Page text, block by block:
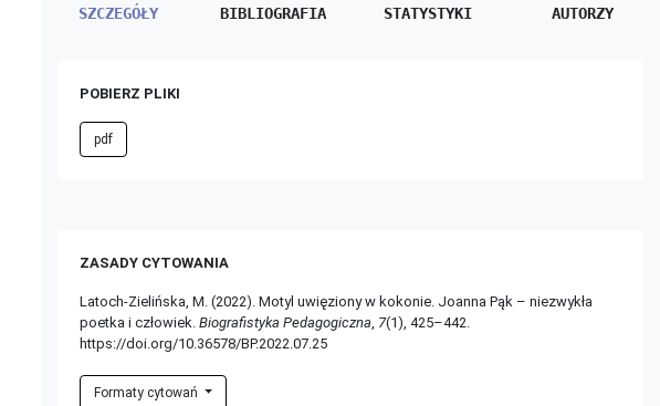
SZCZEGÓŁY BIBLIOGRAFIA STATYSTYKI AUTORZY
POBIERZ PLIKI
pdf
ZASADY CYTOWANIA
Latoch-Zielińska, M. (2022). Motyl uwięziony w kokonie. Joanna Pąk – niezwykła
poetka i człowiek. Biografistyka Pedagogiczna 7(1), 425–442.
https://doi.org/10.36578/BP.2022.07.25
Formaty cytowań